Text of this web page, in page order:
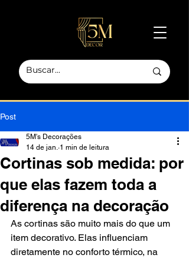
Post
Cortinas sob medida: por
que elas fazem toda a
diferença na decoração
5M's Decorações
14 de jan. 1 min de leitura
As cortinas são muito mais do que um
item decorativo. Elas influenciam
diretamente no conforto térmico, na